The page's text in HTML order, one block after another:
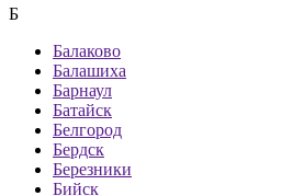
Б
Балаково
Балашиха
Барнаул
Батайск
Белгород
Бердск
Березники
Бийск